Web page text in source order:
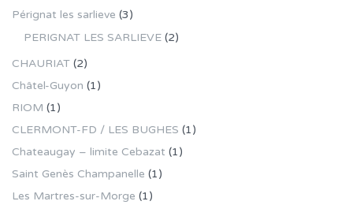
Pérignat les sarlieve (3)
PERIGNAT LES SARLIEVE (2)
CHAURIAT (2)
Châtel-Guyon (1)
RIOM (1)
CLERMONT-FD / LES BUGHES (1)
Chateaugay – limite Cebazat (1)
Saint Genès Champanelle (1)
Les Martres-sur-Morge (1)